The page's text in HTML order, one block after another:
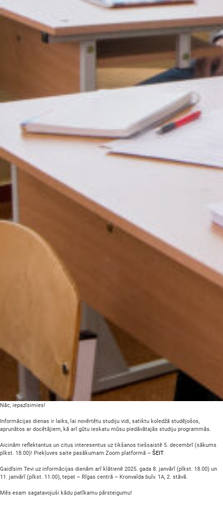
Nāc, iepazīsimies!
Informācijas dienas ir laiks, lai novērtētu studiju vidi, satiktu koledžā studējošos,
aprunātos ar docētājiem, kā arī gūtu ieskatu mūsu piedāvātajās studiju programmās.
Aicinām reflektantus un citus interesentus uz tikšanos tiešsaistē 5. decembrī (sākums
plkst. 18.00)! Piekļuves saite pasākumam Zoom platformā – ŠEIT.
Gaidīsim Tevi uz informācijas dienām arī klātienē 2025. gada 8. janvārī (plkst. 18.00) un
11. janvārī (plkst. 11.00), tepat – Rīgas centrā – Kronvalda bulv. 1A, 2. stāvā.
Mēs esam sagatavojuši kādu patīkamu pārsteigumu!